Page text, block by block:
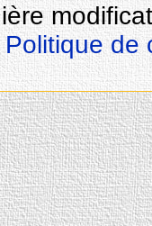
Politique de